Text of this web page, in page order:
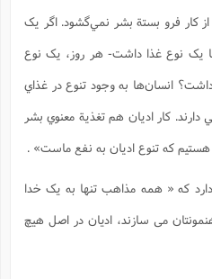
فرو بستة بشر نمي‌گشود. اگر يک
يک نوع غذا داشت- هر روز، يک نوع
انسان‌ها به وجود تنوع در غذاي
دارند. کار اديان هم تغذية معنوي بشر
که تنوع اديان به نفع ماست» .
که « همه مذاهب تنها به یک خدا
می سازند، ادیان در اصل هیچ